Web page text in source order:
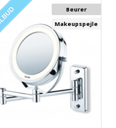
Beurer
Makeupspejle